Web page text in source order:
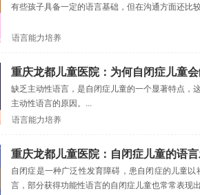
有些孩子具备一定的语言基础，但在沟通方面还比
语言能力培养
重庆龙都儿童医院：为何自闭症儿童
缺乏主动性语言，是自闭症儿童的一个显著特点，
主动性语言的原因。...
语言能力培养
重庆龙都儿童医院：自闭症儿童的语
自闭症是一种广泛性发育障碍，患自闭症的儿童
言，部分获得功能性语言的自闭症儿童也常常表现